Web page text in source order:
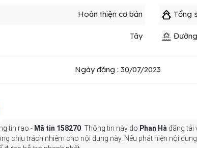
Hoàn thiện cơ bản
Tây
Tổng
Ngày đăng : 30/07/2023
tin rao - Mã tin 158270. Thông tin này do Phan Hà đăng tải
chịu trách nhiệm cho nội dung này. Nếu phát hiện nội